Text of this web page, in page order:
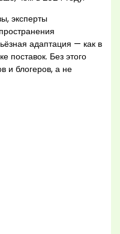
эксперты
адаптация — как в
поставок. Без этого
и блогеров, а не